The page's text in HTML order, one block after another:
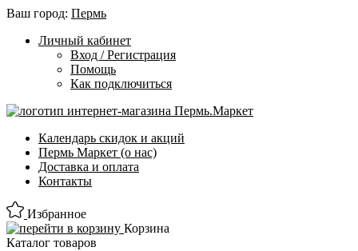
Ваш город: Пермь
Личный кабинет
Вход / Регистрация
Помощь
Как подключиться
Календарь скидок и акций
Пермь Маркет (о нас)
Доставка и оплата
Контакты
Избранное
Корзина
Каталог товаров